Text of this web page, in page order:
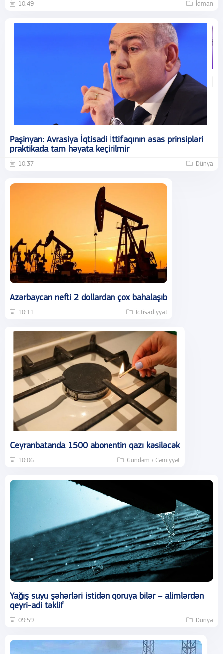
10:49 İdman
Paşinyan: Avrasiya İqtisadi İttifaqının əsas prinsipləri
praktikada tam həyata keçirilmir
10:37 Dünya
Azərbaycan nefti 2 dollardan çox bahalaşıb
10:11 İqtisadiyyat
Ceyranbatanda 1500 abonentin qazı kəsiləcək
10:06 Gündəm / Cəmiyyət
Yağış suyu şəhərləri istidən qoruya bilər – alimlərdən
qeyri-adi təklif
09:59 Dünya